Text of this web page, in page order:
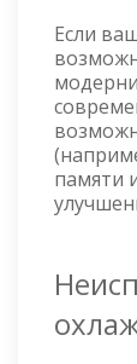
Если
памяти